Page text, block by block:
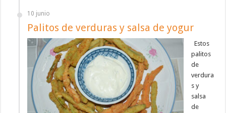
10 junio
Palitos de verduras y salsa de yogur
Estos
palitos
de
verdura
s y
salsa
de